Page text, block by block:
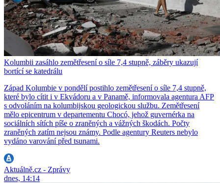
Kolumbii zasáhlo zemětřesení o síle 7,4 stupně, záběry ukazují
bortící se katedrálu
Západ Kolumbie v pondělí postihlo zemětřesení o síle 7,4 stupně,
které bylo cítit i v Ekvádoru a v Panamě, informovala agentura AFP
s odvoláním na kolumbijskou geologickou službu. Zemětřesení
mělo epicentrum v departementu Chocó, jehož guvernérka na
sociálních sítích píše o zraněných a vážných škodách. Počty
zraněných zatím nejsou známy. Podle agentury Reuters nebylo
vydáno varování před tsunami.
Aktuálně.cz - Zprávy
dnes, 14:14